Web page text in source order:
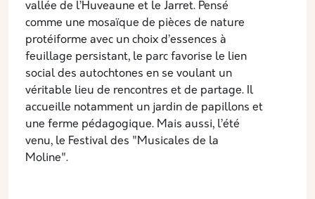
vallée de l’Huveaune et le Jarret. Pensé
comme une mosaïque de pièces de nature
protéiforme avec un choix d’essences à
feuillage persistant, le parc favorise le lien
social des autochtones en se voulant un
véritable lieu de rencontres et de partage. Il
accueille notamment un jardin de papillons et
une ferme pédagogique. Mais aussi, l’été
venu, le Festival des "Musicales de la
Moline".